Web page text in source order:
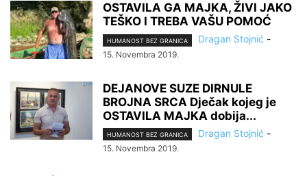
OSTAVILA GA MAJKA, ŽIVI JAKO
TEŠKO I TREBA VAŠU POMOĆ
HUMANOST BEZ GRANICA Dragan Stojnić -
15. Novembra 2019.
DEJANOVE SUZE DIRNULE
BROJNA SRCA Dječak kojeg je
OSTAVILA MAJKA dobija...
HUMANOST BEZ GRANICA Dragan Stojnić -
15. Novembra 2019.